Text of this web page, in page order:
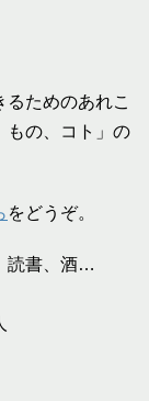
ためのあれこ
もの、コト」の
をどうぞ。
読書、酒…